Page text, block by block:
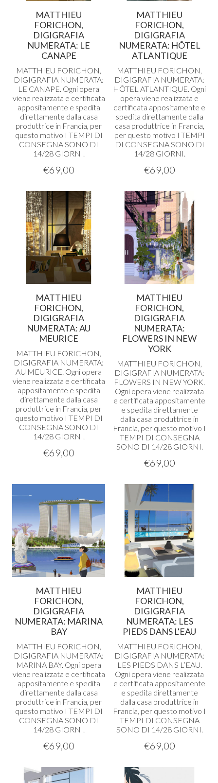
MATTHIEU
FORICHON,
DIGIGRAFIA
NUMERATA: LE
CANAPE
MATTHIEU FORICHON,
DIGIGRAFIA NUMERATA:
LE CANAPE. Ogni opera
viene realizzata e certificata
appositamente e spedita
direttamente dalla casa
produttrice in Francia, per
questo motivo I TEMPI DI
CONSEGNASONO DI
14/28 GIORNI.
€69,00
MATTHIEU
FORICHON,
DIGIGRAFIA
NUMERATA: HÔTEL
ATLANTIQUE
MATTHIEU FORICHON,
DIGIGRAFIA NUMERATA:
HÔTEL ATLANTIQUE. Ogni
opera viene realizzata e
certificata appositamente e
spedita direttamente dalla
casa produttrice in Francia,
per questo motivo I TEMPI
DI CONSEGNASONO DI
14/28 GIORNI.
€69,00
MATTHIEU
FORICHON,
DIGIGRAFIA
NUMERATA: AU
MEURICE
MATTHIEU FORICHON,
DIGIGRAFIA NUMERATA:
AU MEURICE. Ogni opera
viene realizzata e certificata
appositamente e spedita
direttamente dalla casa
produttrice in Francia, per
questo motivo I TEMPI DI
CONSEGNASONO DI
14/28 GIORNI.
€69,00
MATTHIEU
FORICHON,
DIGIGRAFIA
NUMERATA:
FLOWERS IN NEW
YORK
MATTHIEU FORICHON,
DIGIGRAFIA NUMERATA:
FLOWERS IN NEWYORK.
Ogni opera viene realizzata
e certificata appositamente
e spedita direttamente
dalla casa produttrice in
Francia, per questo motivo I
TEMPI DI CONSEGNA
SONO DI 14/28 GIORNI.
€69,00
MATTHIEU
FORICHON,
DIGIGRAFIA
NUMERATA: MARINA
BAY
MATTHIEU FORICHON,
DIGIGRAFIA NUMERATA:
MARINA BAY. Ogni opera
viene realizzata e certificata
appositamente e spedita
direttamente dalla casa
produttrice in Francia, per
questo motivo I TEMPI DI
CONSEGNASONO DI
14/28 GIORNI.
€69,00
MATTHIEU
FORICHON,
DIGIGRAFIA
NUMERATA: LES
PIEDS DANS L'EAU
MATTHIEU FORICHON,
DIGIGRAFIA NUMERATA:
LES PIEDS DANS L’EAU.
Ogni opera viene realizzata
e certificata appositamente
e spedita direttamente
dalla casa produttrice in
Francia, per questo motivo I
TEMPI DI CONSEGNA
SONO DI 14/28 GIORNI.
€69,00